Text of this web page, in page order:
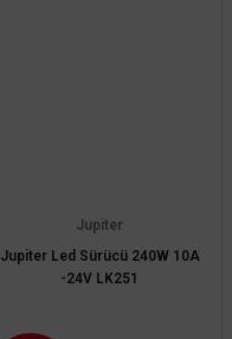
Jupiter
Jupiter Led Sürücü 240W 10A
-24V LK251